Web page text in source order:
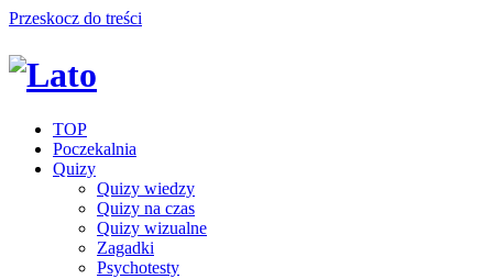
Przeskocz do treści
TOP
Poczekalnia
Quizy
Quizy wiedzy
Quizy na czas
Quizy wizualne
Zagadki
Psychotesty